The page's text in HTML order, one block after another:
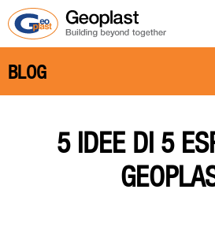
BLOG
5 IDEE DI 5